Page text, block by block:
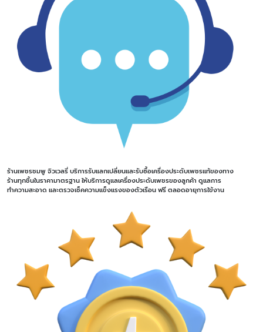
ร้านเพชรชมพู จิวเวลรี่ บริการรับแลกเปลี่ยนและรับซื้อเครื่องประดับเพชรแท้ของทาง
ร้านทุกชิ้นในราคามาตรฐาน ให้บริการดูแลเครื่องประดับเพชรของลูกค้า ดูแลการ
ทำความสะอาด และตรวจเช็คความแข็งแรงของตัวเรือน ฟรี ตลอดอายุการใข้งาน